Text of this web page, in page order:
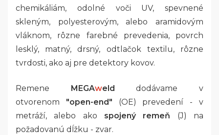
chemikáliám, odolné voči UV, spevnené
skleným, polyesterovým, alebo aramidovým
vláknom, rôzne farebné prevedenia, povrch
lesklý, matný, drsný, odtlačok textilu, rôzne
tvrdosti, ako aj pre detektory kovov.
Remene MEGAweld
dodávame v
otvorenom "open-end" (OE) prevedení - v
metráží, alebo ako spojený remeň (J) na
požadovanú dĺžku - zvar.